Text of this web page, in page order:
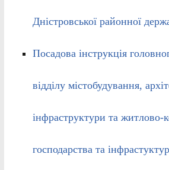
Дністровської районної
Посадова інструкція
відділу містобудування,
інфраструктури та житлово-
господарства та